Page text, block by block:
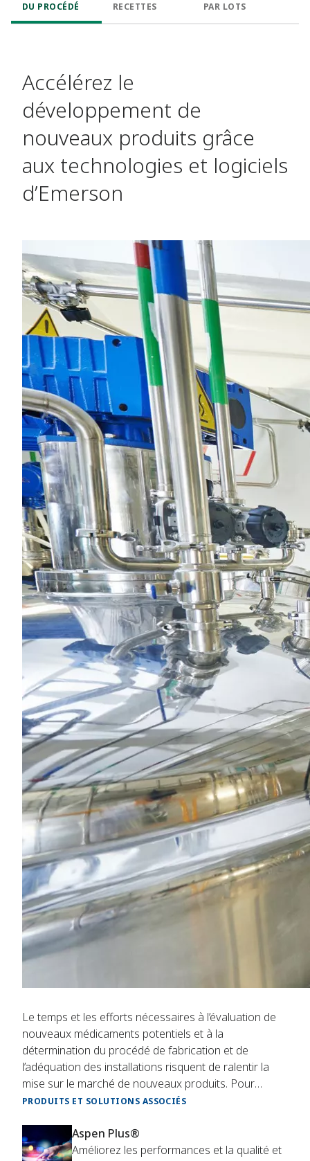
DU PROCÉDÉ
RECETTES
PAR LOTS
Accélérez le
développement de
nouveaux produits grâce
aux technologies et logiciels
d’Emerson
Le temps et les efforts nécessaires à l’évaluation de
nouveaux médicaments potentiels et à la
détermination du procédé de fabrication et de
l’adéquation des installations risquent de ralentir la
mise sur le marché de nouveaux produits. Pour
réduire les délais de mise sur le marché et simplifier le
permet de saisir les procédés et les définitions de
produit pour un transfert rapide des recettes de
PRODUITS ET SOLUTIONS ASSOCIÉS
Aspen Plus®
Améliorez les performances et la qualité et